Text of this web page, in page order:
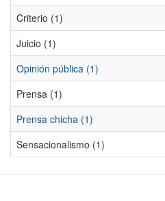
Criterio (1)
Juicio (1)
Opinión pública (1)
Prensa (1)
Prensa chicha (1)
Sensacionalismo (1)